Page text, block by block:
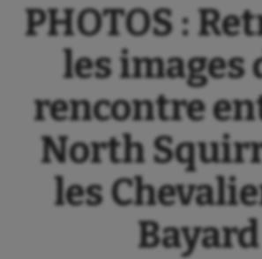
PHOTOS :
les images
rencontre
North
les
Bayard